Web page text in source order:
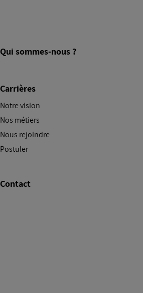
Qui sommes-nous ?
Carrières
Notre vision
Nos métiers
Nous rejoindre
Postuler
Contact